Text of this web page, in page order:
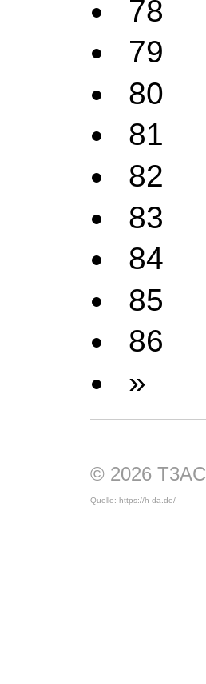
78
79
80
81
82
83
84
85
86
»
© 2026 T3AC
Quelle: https://h-da.de/